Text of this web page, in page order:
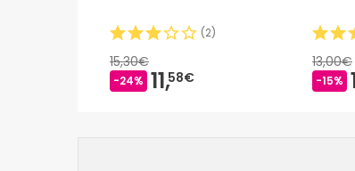
(2)
15,30€
-24% 11,58€
13,00€
-15%